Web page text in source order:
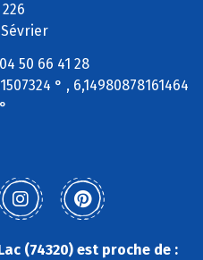
226
04 50 66 41 28
° , 6,14980878161464
°
(74320) est proche de :